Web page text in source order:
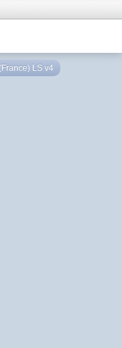
LS v4